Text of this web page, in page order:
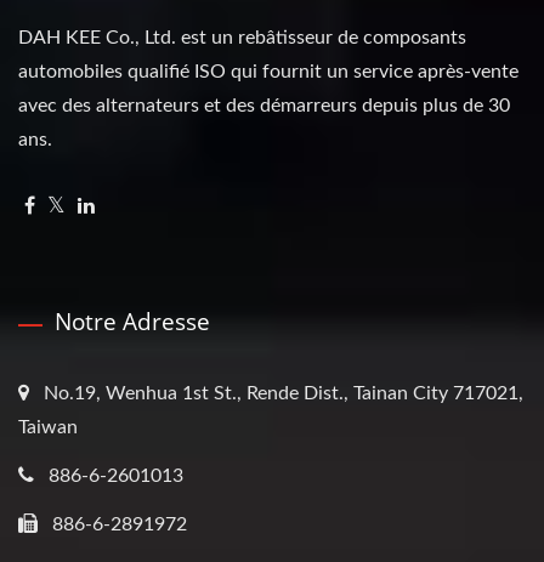
DAH KEE Co., Ltd. est un rebâtisseur de composants
automobiles qualifié ISO qui fournit un service après-vente
avec des alternateurs et des démarreurs depuis plus de 30
ans.
Notre Adresse
No.19, Wenhua 1st St., Rende Dist., Tainan City 717021,
Taiwan
886-6-2601013
886-6-2891972